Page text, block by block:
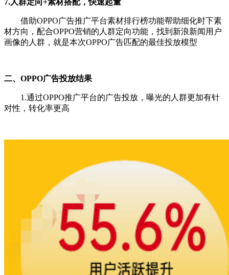
7.人群定向+素材搭配，快速起量
借助OPPO广告推广平台素材排行榜功能帮助细化时下素
材方向，配合OPPO营销的人群定向功能，找到新浪新闻用户
画像的人群，就是本次OPPO广告匹配的最佳投放模型
二、OPPO广告投放结果
1.通过OPPO推广平台的广告投放，曝光的人群更加有针
对性，转化率更高